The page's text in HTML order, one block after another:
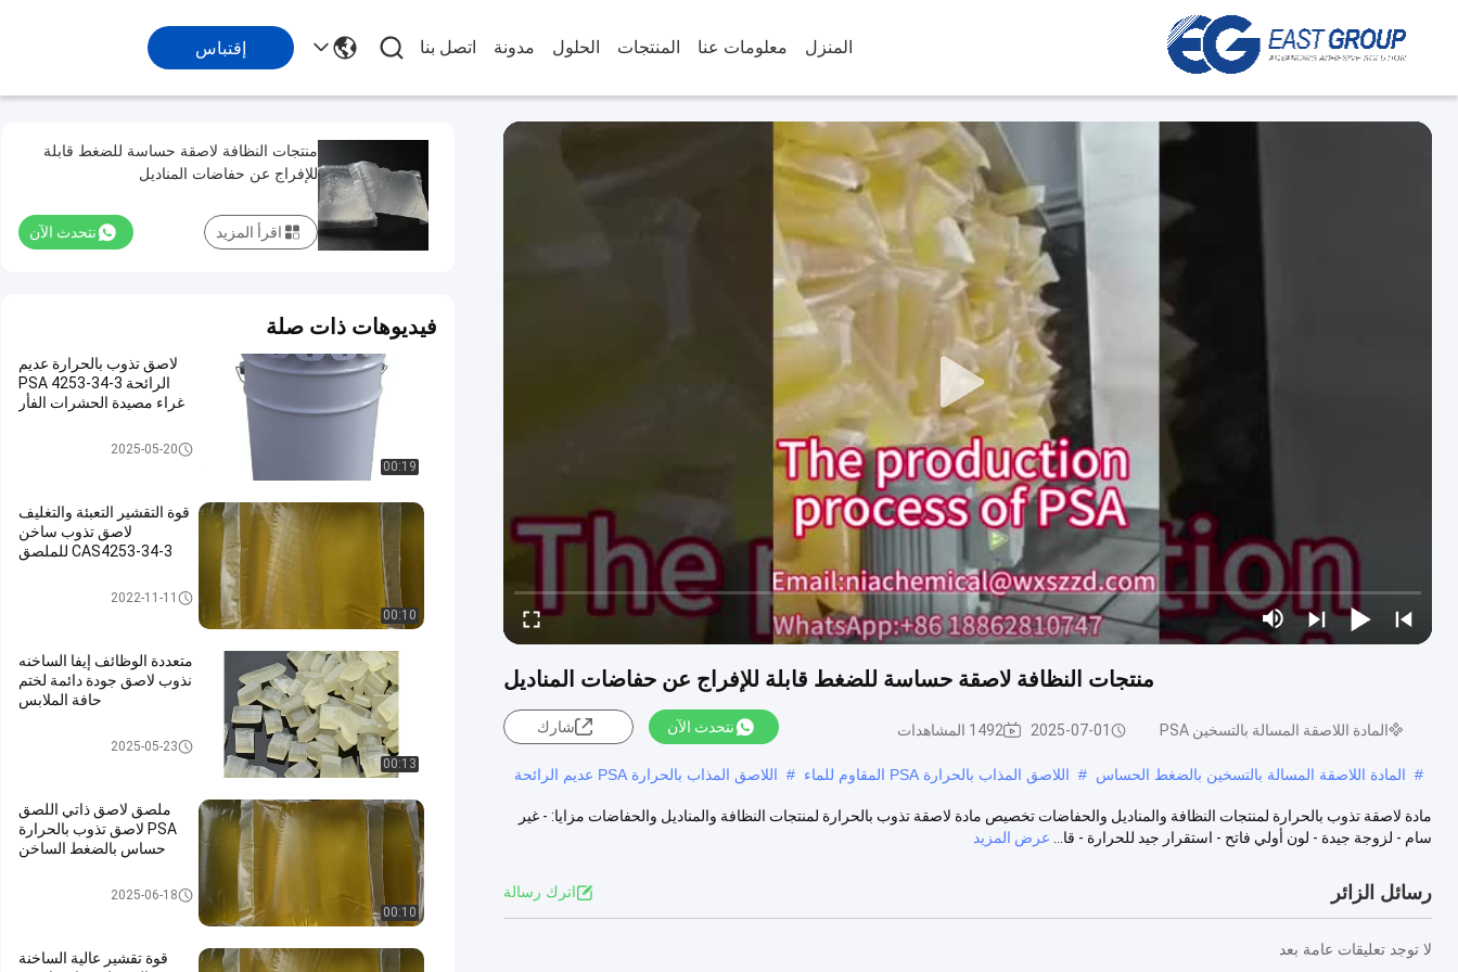
المنزل معلومات عنا المنتجات الحلول مدونة اتصل بنا إقتباس
منتجات النظافة لاصقة حساسة للضغط قابلة للإفراج عن حفاضات المناديل
المادة اللاصقة المسالة بالتسخين PSA 2025-07-01 1492 المشاهدات نتحدث الآن شارك
# المادة اللاصقة المسالة بالتسخين بالضغط الحساس # اللاصق المذاب بالحرارة PSA المقاوم للماء # اللاصق المذاب بالحرارة PSA عديم الرائحة
مادة لاصقة تذوب بالحرارة لمنتجات النظافة والمناديل والحفاضات تخصيص مادة لاصقة تذوب بالحرارة لمنتجات النظافة والمناديل والحفاضات مزايا: - غير
سام - لزوجة جيدة - لون أولي فاتح - استقرار جيد للحرارة - قا...
عرض المزيد
رسائل الزائر اترك رسالة
لا توجد تعليقات عامة بعد
منتجات النظافة لاصقة حساسة للضغط قابلة
للإفراج عن حفاضات المناديل
نتحدث الآن اقرأ المزيد
فيديوهات ذات صلة
00:19
لاصق تذوب بالحرارة عديم
الرائحة PSA 4253-34-3
غراء مصيدة الحشرات الفأر
المادة اللاصقة المسالة بالتسخين
2025-05-20
00:10
قوة التقشير التعبئة والتغليف
لاصق تذوب ساخن
CAS4253-34-3 للملصق
اللاصق المذاب بالحرارة للتعبئة وال
2022-11-11
00:13
متعددة الوظائف إيفا الساخنه
نذوب لاصق جودة دائمة لختم
حافة الملابس
المادة اللاصقة المسالة بالتسخين
2025-05-23
00:10
ملصق لاصق ذاتي اللصق
PSA لاصق تذوب بالحرارة
حساس بالضغط الساخن
المادة اللاصقة المسالة بالتسخين
2025-06-18
قوة تقشير عالية الساخنة